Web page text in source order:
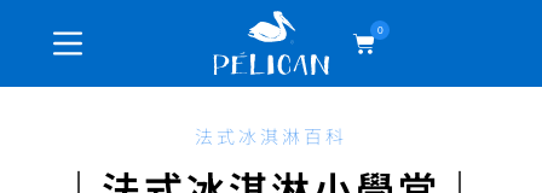
0
法式冰淇淋百科